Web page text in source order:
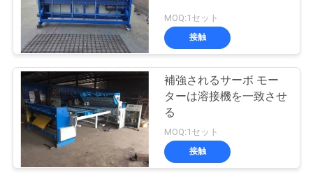
MOQ:1セット
接触
補強されるサーボ モー
ターは溶接機を一致させ
る
MOQ:1セット
接触